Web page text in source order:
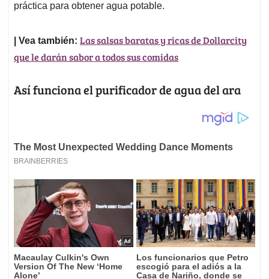
práctica para obtener agua potable.
| Vea también: Las salsas baratas y ricas de Dollarcity
que le darán sabor a todos sus comidas
Así funciona el purificador de agua del ara